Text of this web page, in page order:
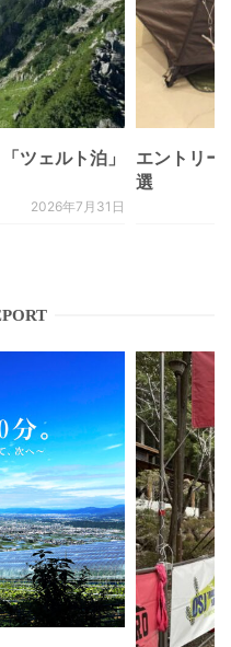
ツェルト泊」
2026年7月31日
エントリー
選